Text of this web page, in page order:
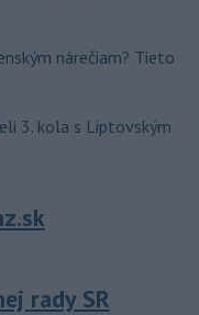
nárečiam? Tieto
3. kola s Liptovským
rady SR